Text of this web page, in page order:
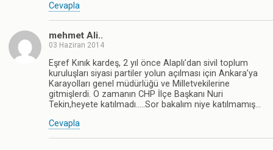
Cevapla
mehmet Ali..
03 Haziran 2014
Eşref Kınık kardeş, 2 yıl önce Alaplı’dan sivil toplum
kuruluşları siyasi partiler yolun açılması için Ankara’ya
Karayolları genel müdürlüğü ve Milletvekilerine
gitmişlerdi. O zamanın CHP İlçe Başkanı Nuri
Tekin,heyete katılmadı…..Sor bakalım niye katılmamış…
Cevapla